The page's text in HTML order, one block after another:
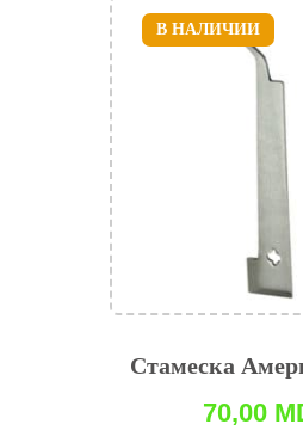
Стамеска
70,00
В НАЛИЧИИ